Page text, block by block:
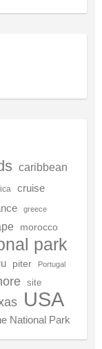
caribbean
cruise
greece
morocco
park
piter Portugal
site
USA
National Park